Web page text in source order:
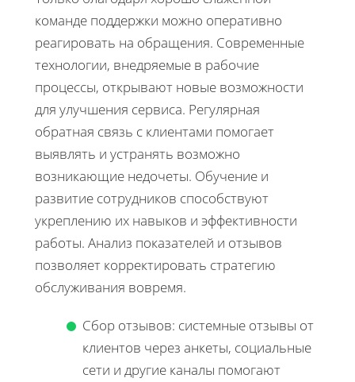
команде поддержки можно оперативно
реагировать на обращения. Современные
технологии, внедряемые в рабочие
процессы, открывают новые возможности
для улучшения сервиса. Регулярная
обратная связь с клиентами помогает
выявлять и устранять возможно
возникающие недочеты. Обучение и
развитие сотрудников способствуют
укреплению их навыков и эффективности
работы. Анализ показателей и отзывов
позволяет корректировать стратегию
обслуживания вовремя.
Сбор отзывов: системные отзывы от
клиентов через анкеты, социальные
сети и другие каналы помогают